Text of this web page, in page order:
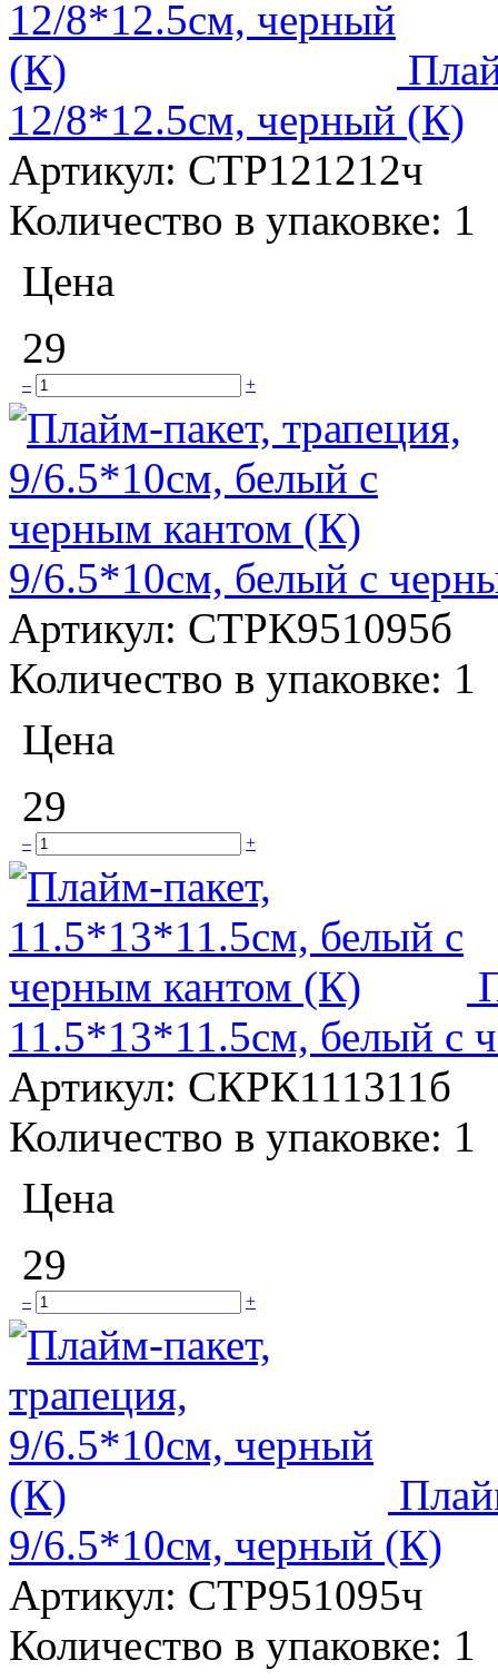
12/8*12.5см, черный (К)
Артикул: СТР121212ч
Количество в упаковке: 1
Цена
29
– +
9/6.5*10см, белый с
Артикул: СТРК951095б
Количество в упаковке: 1
Цена
29
– +
11.5*13*11.5см, белый с
Артикул: СКРК111311б
Количество в упаковке: 1
Цена
29
– +
9/6.5*10см, черный (К)
Артикул: СТР951095ч
Количество в упаковке: 1